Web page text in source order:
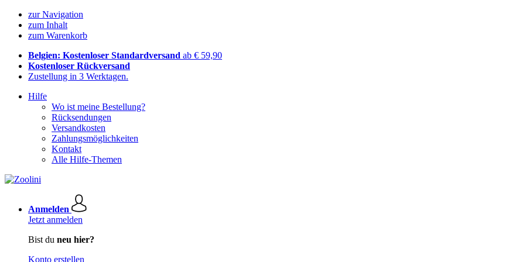
zur Navigation
zum Inhalt
zum Warenkorb
Belgien: Kostenloser Standardversand ab € 59,90
Kostenloser Rückversand
Zustellung in 3 Werktagen.
Hilfe
Wo ist meine Bestellung?
Rücksendungen
Versandkosten
Zahlungsmöglichkeiten
Kontakt
Alle Hilfe-Themen
Anmelden
Jetzt anmelden
Bist du neu hier?
Konto erstellen